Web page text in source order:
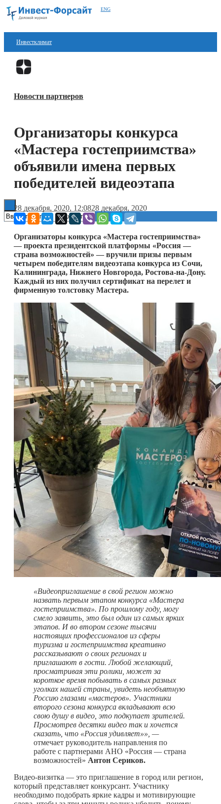
ENG
Инвестклимат
Финансы
Блокчейн
Технологии
ESG
Книги
Новости партнеров
Организаторы конкурса
«Мастера гостеприимства»
объявили имена первых
победителей видеоэтапа
28 декабря, 2020, 12:0828 декабря, 2020
Организаторы конкурса «Мастера гостеприимства»
— проекта президентской платформы «Россия —
страна возможностей» — вручили призы первым
четырем победителям видеоэтапа конкурса из Сочи,
Калининграда, Нижнего Новгорода, Ростова-на-Дону.
Каждый из них получил сертификат на перелет и
фирменную толстовку Мастера.
«Видеоприглашение в свой регион можно
назвать первым этапом конкурса «Мастера
гостеприимства». По прошлому году, могу
смело заявить, это был один из самых ярких
этапов. И во втором сезоне тысячи
настоящих профессионалов из сферы
туризма и гостеприимства креативно
рассказывают о своих регионах и
приглашают в гости. Любой желающий,
просматривая эти ролики, может за
короткое время побывать в самых разных
уголках нашей страны, увидеть необъятную
Россию глазами «мастеров». Участники
второго сезона конкурса вкладывают всю
свою душу в видео, это подкупает зрителей.
Просмотрев десятки видео так и хочется
сказать, что «Россия удивляет»», —
отмечает руководитель направления по
работе с партнерами АНО «Россия — страна
возможностей» Антон Сериков.
Видео-визитка — это приглашение в город или регион,
который представляет конкурсант. Участнику
необходимо подобрать яркие кадры и мотивирующие